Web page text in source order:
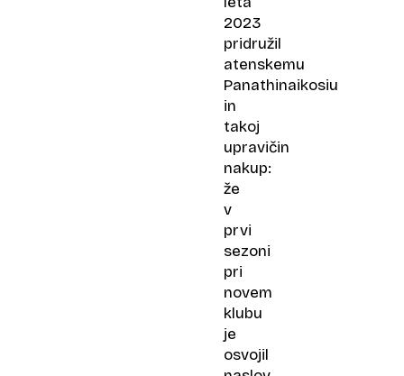
2023
pridružil
atenskemu
Panathinaikosiu
in
takoj
upravičin
nakup:
že
v
prvi
sezoni
pri
novem
klubu
je
osvojil